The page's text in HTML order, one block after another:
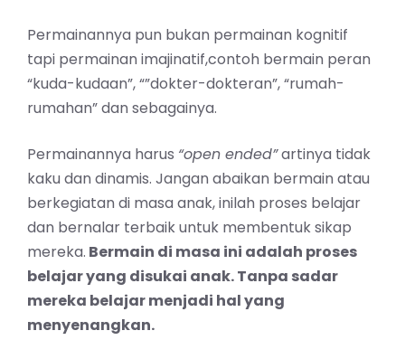
Permainannya pun bukan permainan kognitif
tapi permainan imajinatif,contoh bermain peran
“kuda-kudaan”, “”dokter-dokteran”, “rumah-
rumahan” dan sebagainya.
Permainannya harus “open ended”artinya tidak
kaku dan dinamis. Jangan abaikan bermain atau
berkegiatan di masa anak, inilah proses belajar
dan bernalar terbaik untuk membentuk sikap
mereka. Bermain di masa ini adalah proses
belajar yang disukai anak. Tanpa sadar
mereka belajar menjadi hal yang
menyenangkan.